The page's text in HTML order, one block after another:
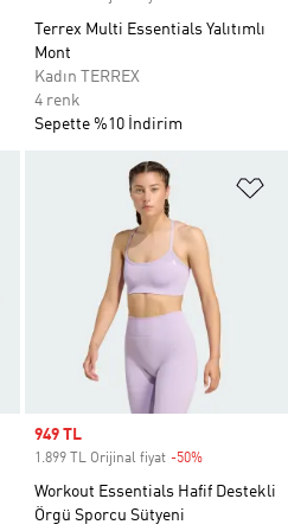
Terrex Multi Essentials Yalıtımlı
Mont
Kadın TERREX
4 renk
Sepette %10 İndirim
Favori Listesine Ekle
Sale price
949 TL
1.899 TL Orijinal fiyat -50%
Workout Essentials Hafif Destekli
Örgü Sporcu Sütyeni